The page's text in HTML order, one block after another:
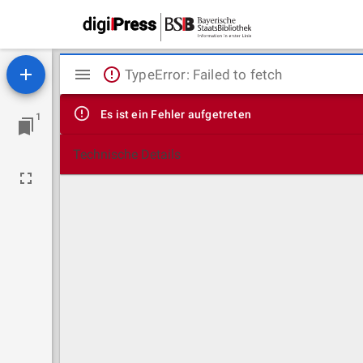
1
Mirador
Viewer
TypeError: Failed to fetch
Es ist ein Fehler aufgetreten
Technische Details